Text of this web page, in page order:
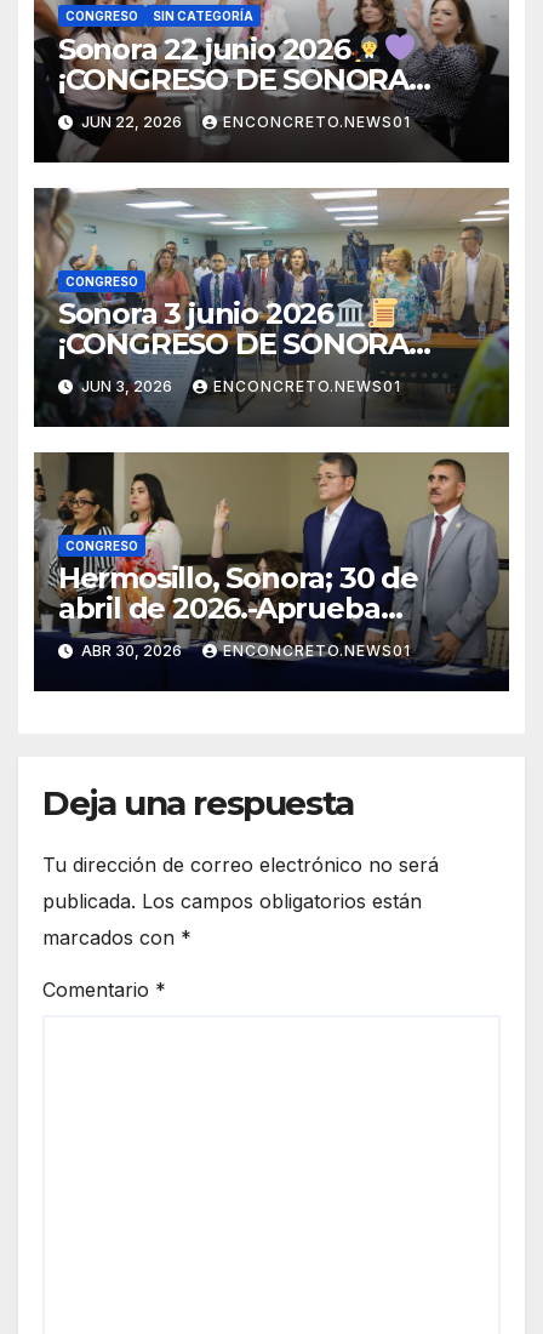
CONGRESO SIN CATEGORÍA
Sonora 22 junio 2026
¡CONGRESO DE SONORA
ABRE CONVOCATORIA PARA
TITULAR DE LA UNIDAD DE
IGUALDAD DE GÉNERO!
JUN 22, 2026 ENCONCRETO.NEWS01
CONGRESO
Sonora 3 junio 2026
¡CONGRESO DE SONORA
APRUEBA CAMBIOS
ELECTORALES Y ANALIZA
NUEVAS REFORMAS!
JUN 3, 2026 ENCONCRETO.NEWS01
CONGRESO
Hermosillo, Sonora; 30 de
abril de 2026.-Aprueba
Congreso de Sonora ley para
personas migrantes, atiende
amparo y concluye periodo
ABR 30, 2026 ENCONCRETO.NEWS01
Deja una respuesta
Tu dirección de correo electrónico no será
publicada. Los campos obligatorios están
marcados con *
Comentario *